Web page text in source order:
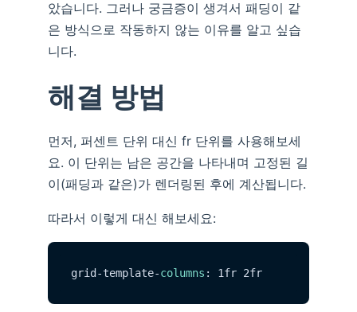
았습니다. 그러나 궁금증이 생겨서 패딩이 같
은 방식으로 작동하지 않는 이유를 알고 싶습
니다.
해결 방법
먼저, 퍼센트 단위 대신 fr 단위를 사용해보세
요. 이 단위는 남은 공간을 나타내며 고정된 길
이(패딩과 같은)가 렌더링된 후에 계산됩니다.
따라서 이렇게 대신 해보세요:
grid-template-columns : 1fr 2fr